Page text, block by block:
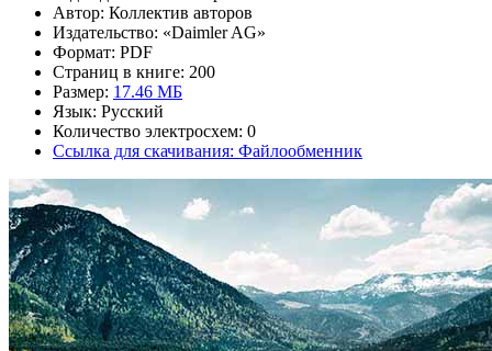
Автор: Коллектив авторов
Издательство: «Daimler AG»
Формат: PDF
Страниц в книге: 200
Размер: 17.46 МБ
Язык: Русский
Количество электросхем: 0
Ссылка для скачивания: Файлообменник